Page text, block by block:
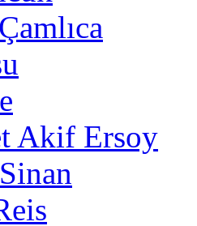
Akif Ersoy